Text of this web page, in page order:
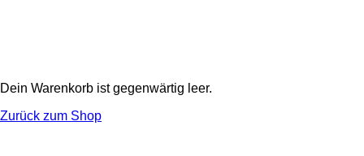
Dein Warenkorb ist gegenwärtig leer.
Zurück zum Shop